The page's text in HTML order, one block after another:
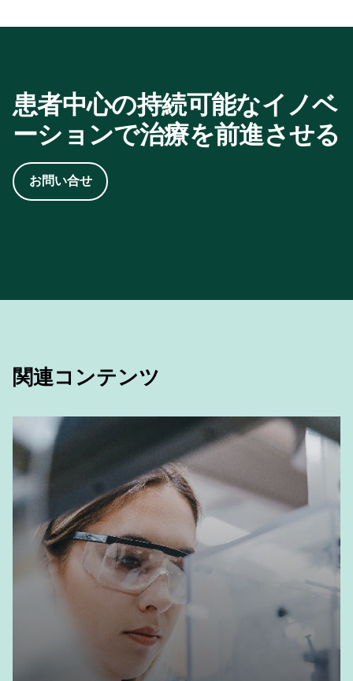
側面、および関連する臨床的意義。神経学と精神医
https://www.un.org/en/academic-
impact/sustainability
3. CPHIサステナビリティ・サーベイ2025
患者中心の持続可能なイノベ
ーションで治療を前進させる
お問い合せ
関連コンテンツ